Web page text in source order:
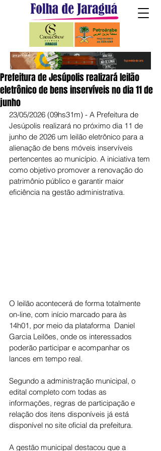
Prefeitura de Jesúpolis realizará leilão
eletrônico de bens inservíveis no dia 11 de
junho
23/05/2026 (09hs31m) - A Prefeitura de
Jesúpolis realizará no próximo dia 11 de
junho de 2026 um leilão eletrônico para a
alienação de bens móveis inservíveis
pertencentes ao município. A iniciativa tem
como objetivo promover a renovação do
patrimônio público e garantir maior
eficiência na gestão administrativa.
O leilão acontecerá de forma totalmente
on-line, com início marcado para às
14h01, por meio da plataforma  Daniel
Garcia Leilões, onde os interessados
poderão participar e acompanhar os
lances em tempo real.
Segundo a administração municipal, o
edital completo com todas as
informações, regras de participação e
relação dos itens disponíveis já está
disponível no site oficial da prefeitura.
A gestão municipal destacou que a